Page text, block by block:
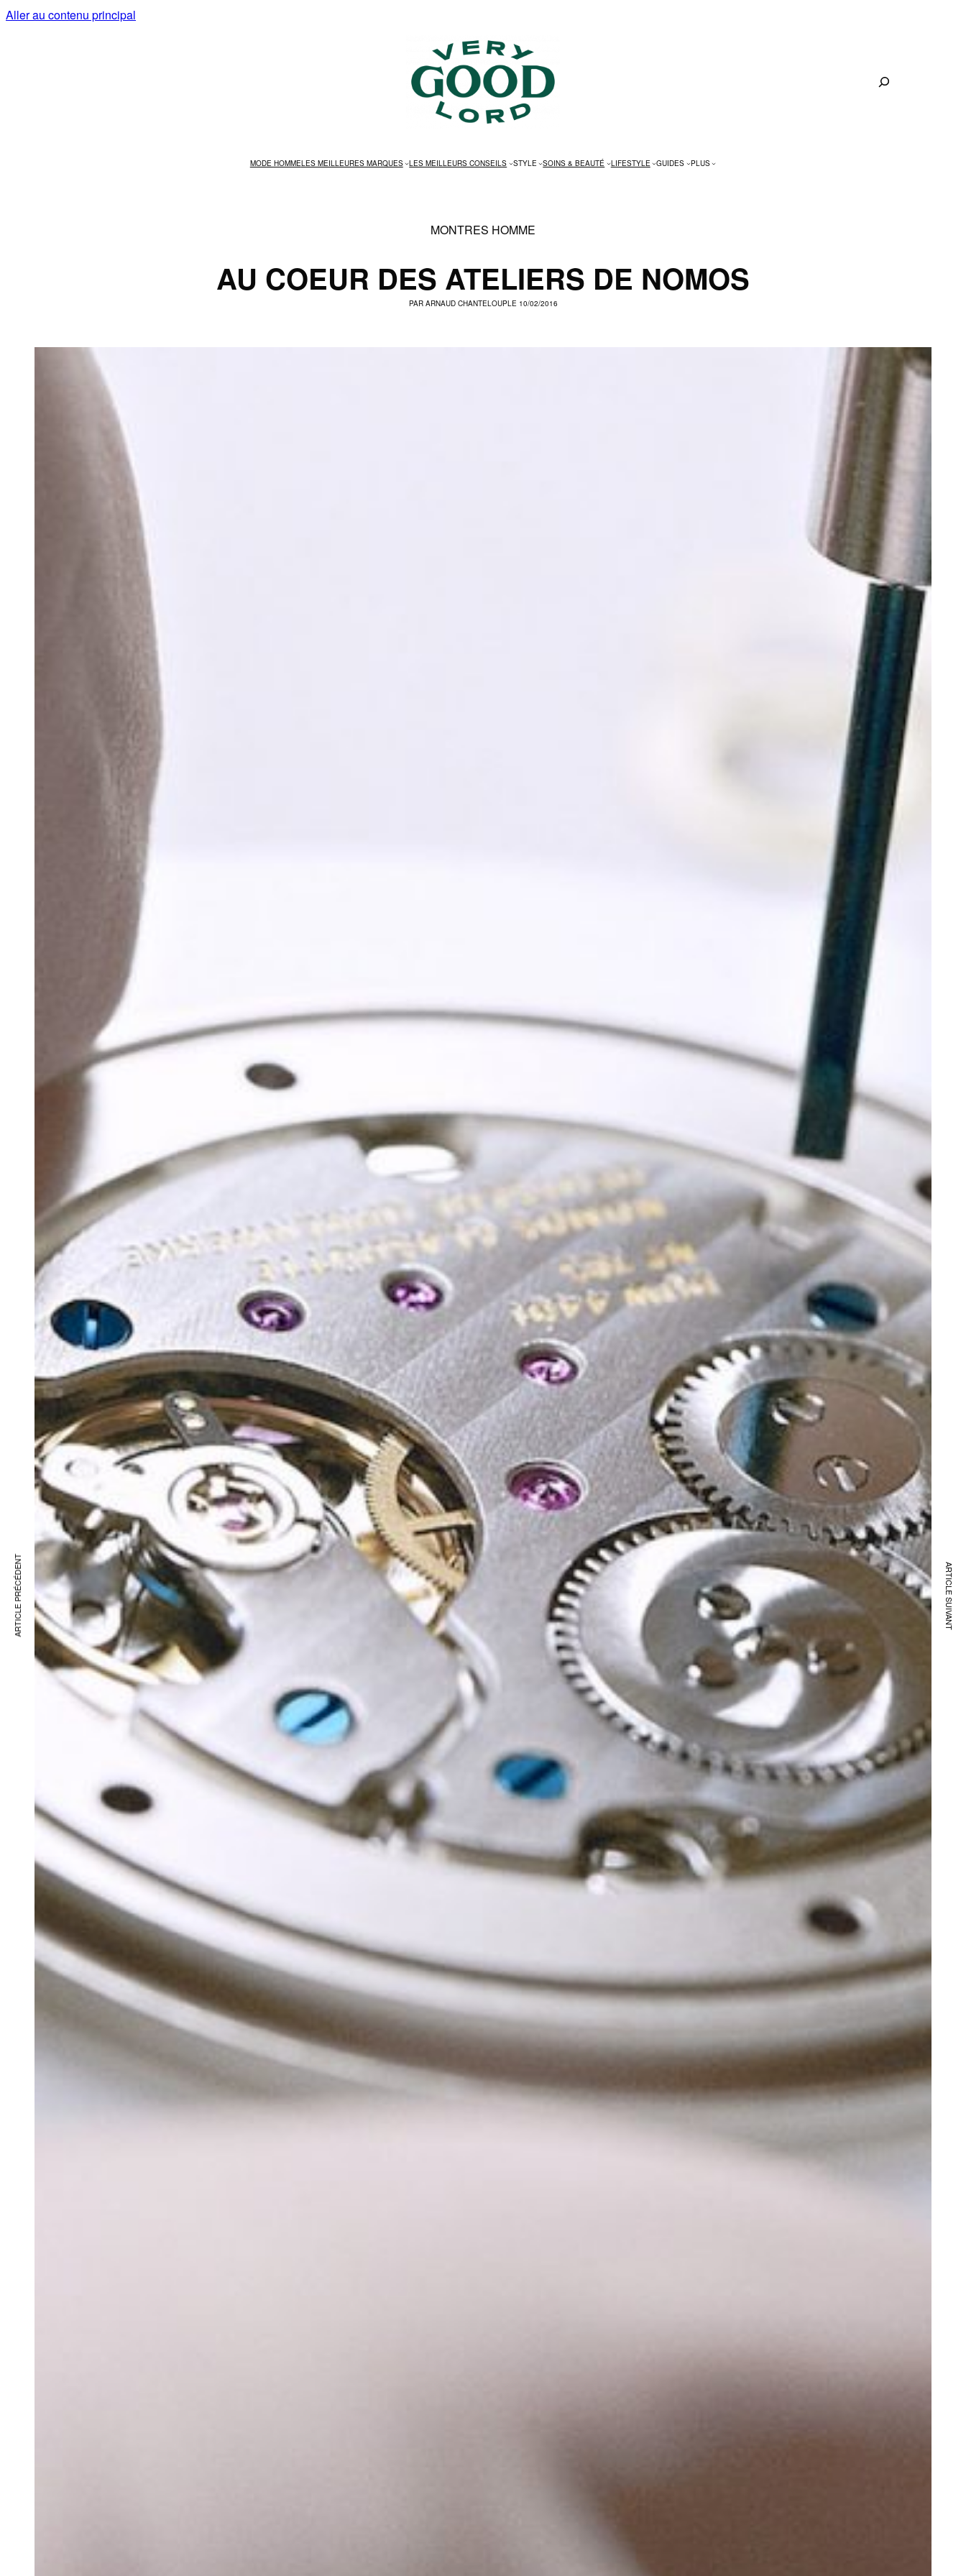
Aller au contenu principal
MODE HOMMELES MEILLEURES MARQUES LES MEILLEURS CONSEILS STYLE SOINS & BEAUTÉ LIFESTYLE GUIDES PLUS
MONTRES HOMME
AU COEUR DES ATELIERS DE NOMOS
PAR ARNAUD CHANTELOUPLE 10/02/2016
ARTICLE PRÉCÉDENT ARTICLE SUIVANT